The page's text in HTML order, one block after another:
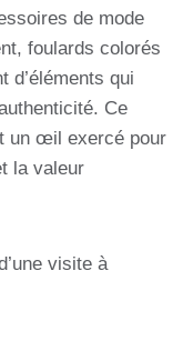
de mode
foulards colorés
d’éléments qui
Ce
un œil exercé pour
la valeur
visite à